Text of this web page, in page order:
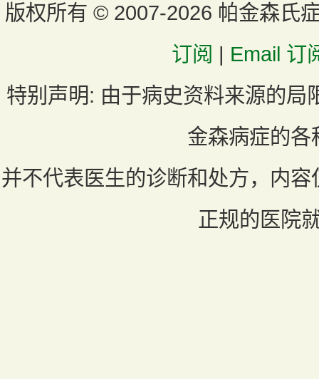
版权所有 © 2007-2026 帕金森氏
订阅 | Email 订
特别声明: 由于病史资料来源的局
金森病症的各
并不代表医生的诊断和处方，内
正规的医院